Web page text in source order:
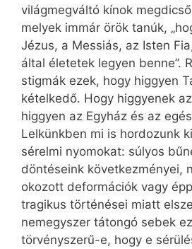
világmegváltó kínok
melyek immár örök tanúk,
Jézus, a Messiás, az Isten
által életetek legyen benne”.
stigmák ezek, hogy higgyen
kételkedő. Hogy higgyenek
higgyen az Egyház és az
Lelkünkben mi is hordozunk
sérelmi nyomokat: súlyos
döntéseink következményei,
okozott deformációk vagy
tragikus történései miatt
nemegyszer tátongó sebek
törvényszerű-e, hogy e